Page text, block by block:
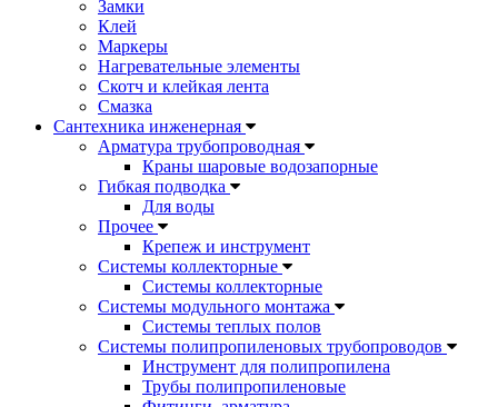
Замки
Клей
Маркеры
Нагревательные элементы
Скотч и клейкая лента
Смазка
Сантехника инженерная
Арматура трубопроводная
Краны шаровые водозапорные
Гибкая подводка
Для воды
Прочее
Крепеж и инструмент
Системы коллекторные
Системы коллекторные
Системы модульного монтажа
Системы теплых полов
Системы полипропиленовых трубопроводов
Инструмент для полипропилена
Трубы полипропиленовые